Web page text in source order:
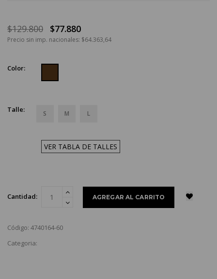
$129.800 $77.880
Precio sin imp. nacionales: $64.363,64
Color:
Talle: S M L
VER TABLA DE TALLES
Cantidad:
Código: 4740164-60
Categoria: